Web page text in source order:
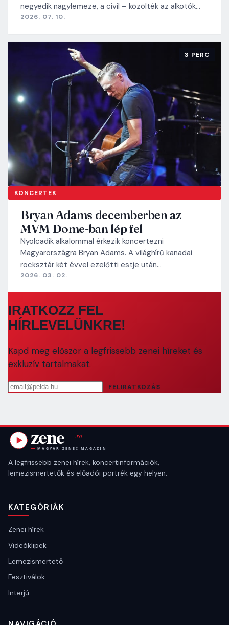
negyedik nagylemeze, a civil – közölték az alkotók…
2026. 07. 10.
KONCERTEK
3 PERC
Bryan Adams decemberben az
MVM Dome-ban lép fel
Nyolcadik alkalommal érkezik koncertezni
Magyarországra Bryan Adams. A világhírű kanadai
rocksztár két évvel ezelőtti estje után…
2026. 03. 02.
IRATKOZZ FEL
HÍRLEVELÜNKRE!
Kapd meg először a legfrissebb zenei híreket és
exkluzív tartalmakat.
Email cím
FELIRATKOZÁS
A legfrissebb zenei hírek, koncertinformációk,
lemezismertetők és előadói portrék egy helyen.
KATEGÓRIÁK
Zenei hírek
Videóklipek
Lemezismertető
Fesztiválok
Interjú